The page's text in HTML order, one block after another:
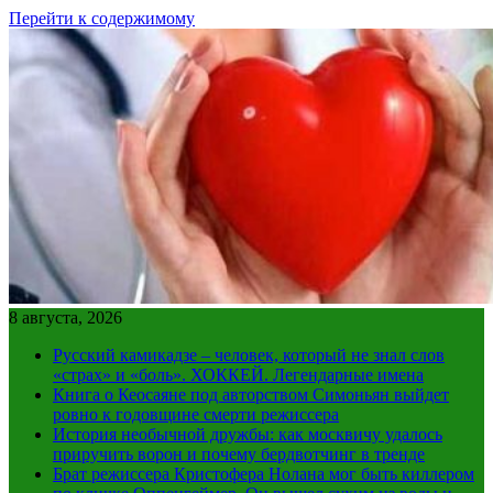
Перейти к содержимому
8 августа, 2026
Русский камикадзе – человек, который не знал слов
«страх» и «боль». ХОККЕЙ. Легендарные имена
Книга о Кеосаяне под авторством Симоньян выйдет
ровно к годовщине смерти режиссера
История необычной дружбы: как москвичу удалось
приручить ворон и почему бердвотчинг в тренде
Брат режиссера Кристофера Нолана мог быть киллером